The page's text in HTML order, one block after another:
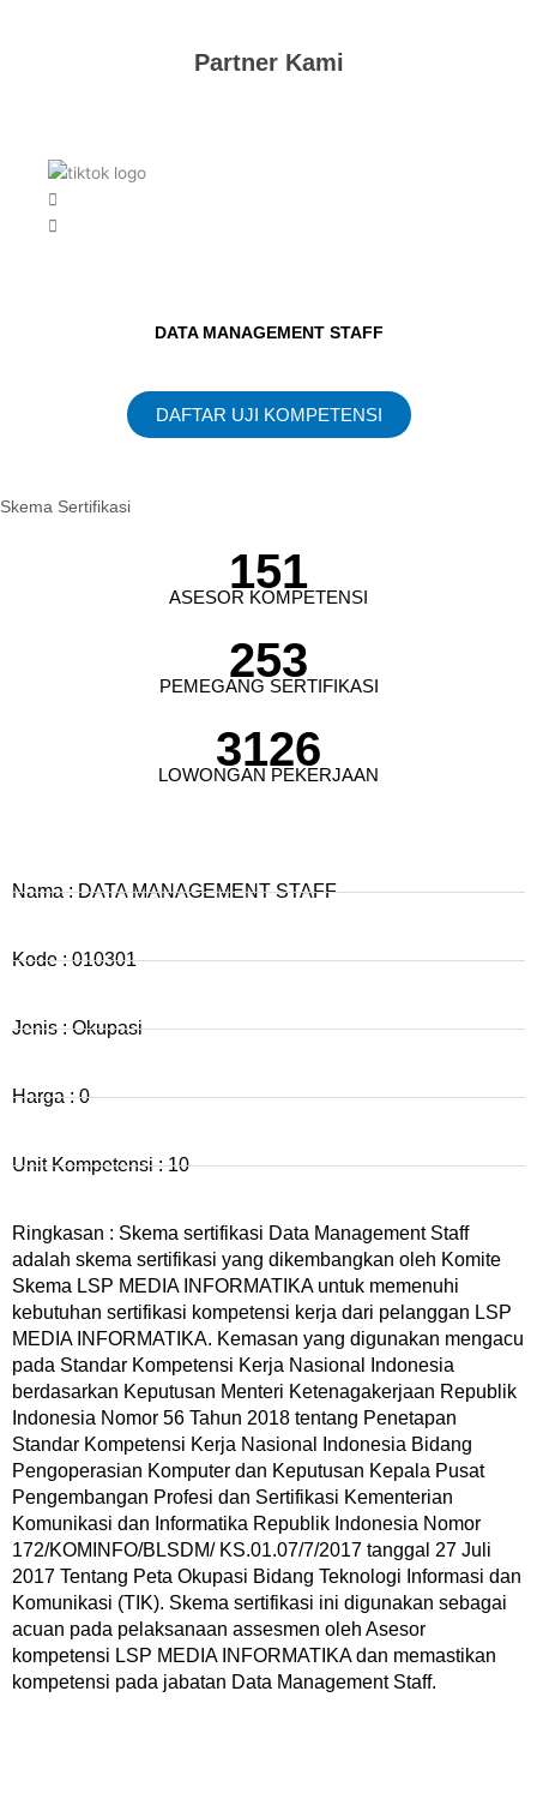
Partner Kami
DATA MANAGEMENT STAFF
DAFTAR UJI KOMPETENSI
Skema Sertifikasi
151
ASESOR KOMPETENSI
253
PEMEGANG SERTIFIKASI
3126
LOWONGAN PEKERJAAN
Nama : DATA MANAGEMENT STAFF
Kode : 010301
Jenis : Okupasi
Harga : 0
Unit Kompetensi : 10
Ringkasan : Skema sertifikasi Data Management Staff
adalah skema sertifikasi yang dikembangkan oleh Komite
Skema LSP MEDIA INFORMATIKA untuk memenuhi
kebutuhan sertifikasi kompetensi kerja dari pelanggan LSP
MEDIA INFORMATIKA. Kemasan yang digunakan mengacu
pada Standar Kompetensi Kerja Nasional Indonesia
berdasarkan Keputusan Menteri Ketenagakerjaan Republik
Indonesia Nomor 56 Tahun 2018 tentang Penetapan
Standar Kompetensi Kerja Nasional Indonesia Bidang
Pengoperasian Komputer dan Keputusan Kepala Pusat
Pengembangan Profesi dan Sertifikasi Kementerian
Komunikasi dan Informatika Republik Indonesia Nomor
172/KOMINFO/BLSDM/ KS.01.07/7/2017 tanggal 27 Juli
2017 Tentang Peta Okupasi Bidang Teknologi Informasi dan
Komunikasi (TIK). Skema sertifikasi ini digunakan sebagai
acuan pada pelaksanaan assesmen oleh Asesor
kompetensi LSP MEDIA INFORMATIKA dan memastikan
kompetensi pada jabatan Data Management Staff.